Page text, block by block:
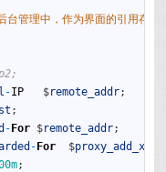
管理中，作为界面的引用存在
-IP $remote_addr;
;
- For $remote_addr;
- For $
;